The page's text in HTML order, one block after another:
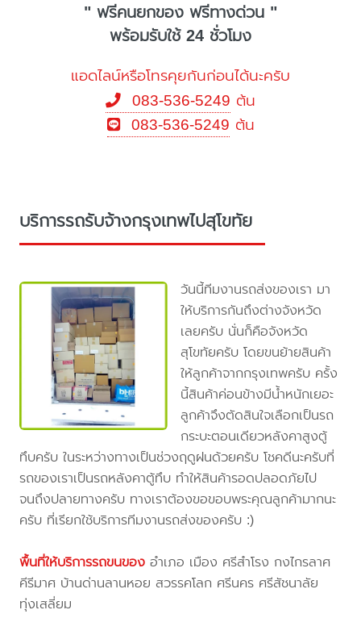
" ฟรีคนยกของ ฟรีทางด่วน "
พร้อมรับใช้ 24 ชั่วโมง
แอดไลน์หรือโทรคุยกันก่อนได้นะครับ
083-536-5249 ต้น
083-536-5249 ต้น
บริการรถรับจ้างกรุงเทพไปสุโขทัย
วันนี้ทีมงานรถส่งของเรา มา
ให้บริการกันถึงต่างจังหวัด
เลยครับ นั่นก็คือจังหวัด
สุโขทัยครับ โดยขนย้ายสินค้า
ให้ลูกค้าจากกรุงเทพครับ ครั้ง
นี้สินค้าค่อนข้างมีน้ำหนักเยอะ
ลูกค้าจึงตัดสินใจเลือกเป็นรถ
กระบะตอนเดียวหลังคาสูงตู้
ทึบครับ ในระหว่างทางเป็นช่วงฤดูฝนด้วยครับ โชคดีนะครับที่
รถของเราเป็นรถหลังคาตู้ทึบ ทำให้สินค้ารอดปลอดภัยไป
จนถึงปลายทางครับ ทางเราต้องขอขอบพระคุณลูกค้ามากนะ
ครับ ที่เรียกใช้บริการทีมงานรถส่งของครับ :)
พื้นที่ให้บริการรถขนของ อำเภอ เมือง ศรีสำโรง กงไกรลาศ
คีรีมาศ บ้านด่านลานหอย สวรรคโลก ศรีนคร ศรีสัชนาลัย
ทุ่งเสลี่ยม